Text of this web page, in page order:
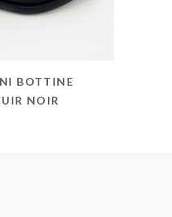
BOTTINE
NOIR